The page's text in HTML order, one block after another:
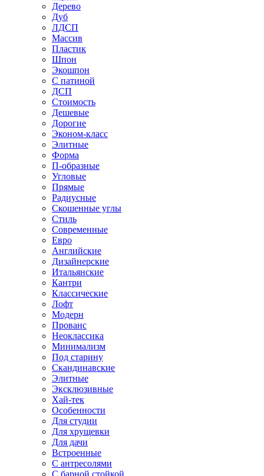
Дерево
Дуб
ЛДСП
Массив
Пластик
Шпон
Экошпон
С патиной
ДСП
Стоимость
Дешевые
Дорогие
Эконом-класс
Элитные
Форма
П-образные
Угловые
Прямые
Радиусные
Скошенные углы
Стиль
Современные
Евро
Английские
Дизайнерские
Итальянские
Кантри
Классические
Лофт
Модерн
Прованс
Неоклассика
Минимализм
Под старину
Скандинавские
Элитные
Эксклюзивные
Хай-тек
Особенности
Для студии
Для хрущевки
Для дачи
Встроенные
С антресолями
С барной стойкой